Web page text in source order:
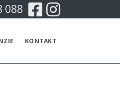
088 FacebookInstagram
KONTAKT
CENNÍK
TECHNICKÁ KONTROLA